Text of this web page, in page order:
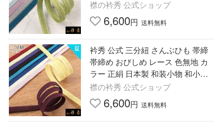
襟の衿秀
襟の衿秀 公式ショップ
6,600円 送料無料
衿秀 公式 三分紐 さんぶひも 帯締
帯締め おびしめ レース 色無地 カ
ラー 正絹 日本製 和装小物 和小物
えりひで 襟の衿秀
襟の衿秀 公式ショップ
6,600円 送料無料